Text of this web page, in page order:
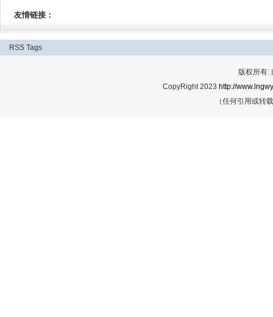
友情链接：
RSS Tags
版权所有:
CopyRight 2023 http://
（任何引用或转